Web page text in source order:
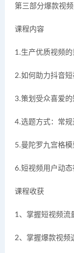
第三部分爆款视
课程内容
1.生产优质视频
2.如何助力抖音
3.策划受众喜爱
4.选题方式：常
5.曼陀罗九宫格
6.短视频用户动
课程收获
1、掌握短视频流
2、掌握爆款视频